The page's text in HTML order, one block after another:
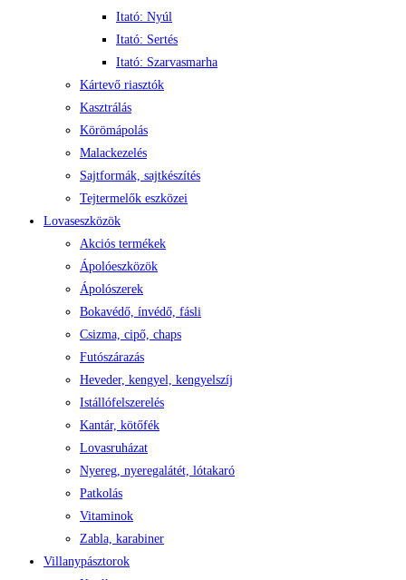
Itató: Nyúl
Itató: Sertés
Itató: Szarvasmarha
Kártevő riasztók
Kasztrálás
Körömápolás
Malackezelés
Sajtformák, sajtkészítés
Tejtermelők eszközei
Lovaseszközök
Akciós termékek
Ápolóeszközök
Ápolószerek
Bokavédő, ínvédő, fásli
Csizma, cipő, chaps
Futószárazás
Heveder, kengyel, kengyelszíj
Istállófelszerelés
Kantár, kötőfék
Lovasruházat
Nyereg, nyeregalátét, lótakaró
Patkolás
Vitaminok
Zabla, karabiner
Villanypásztorok